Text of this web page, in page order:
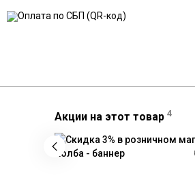
Акции на этот товар 4